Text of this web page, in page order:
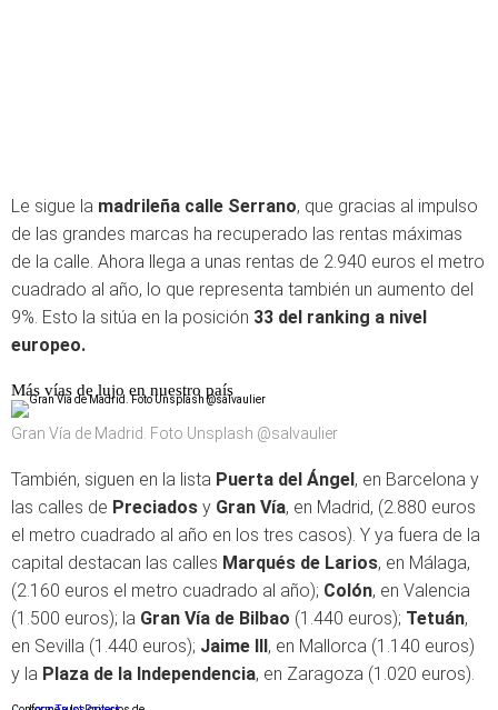
Le sigue la madrileña calle Serrano, que gracias al impulso
de las grandes marcas ha recuperado las rentas máximas
de la calle. Ahora llega a unas rentas de 2.940 euros el metro
cuadrado al año, lo que representa también un aumento del
9%. Esto la sitúa en la posición 33 del ranking a nivel
europeo.
Más vías de lujo en nuestro país
Gran Vía de Madrid. Foto Unsplash @salvaulier
También, siguen en la lista Puerta del Ángel, en Barcelona y
las calles de Preciados y Gran Vía, en Madrid, (2.880 euros
el metro cuadrado al año en los tres casos). Y ya fuera de la
capital destacan las calles Marqués de Larios, en Málaga,
(2.160 euros el metro cuadrado al año); Colón, en Valencia
(1.500 euros); la Gran Vía de Bilbao (1.440 euros); Tetuán,
en Sevilla (1.440 euros); Jaime III, en Mallorca (1.140 euros)
y la Plaza de la Independencia, en Zaragoza (1.020 euros).